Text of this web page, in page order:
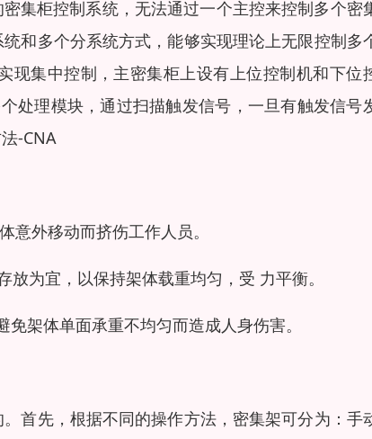
集柜控制系统，无法通过一个主控来控制多个密
和多个分系统方式，能够实现理论上无限控制多
现集中控制，主密集柜上设有上位控制机和下位
处理模块，通过扫描触发信号，一旦有触发信号
-CNA
外移动而挤伤工作人员。
为宜，以保持架体载重均匀，受 力平衡。
架体单面承重不均匀而造成人身伤害。
首先，根据不同的操作方法，密集架可分为：手